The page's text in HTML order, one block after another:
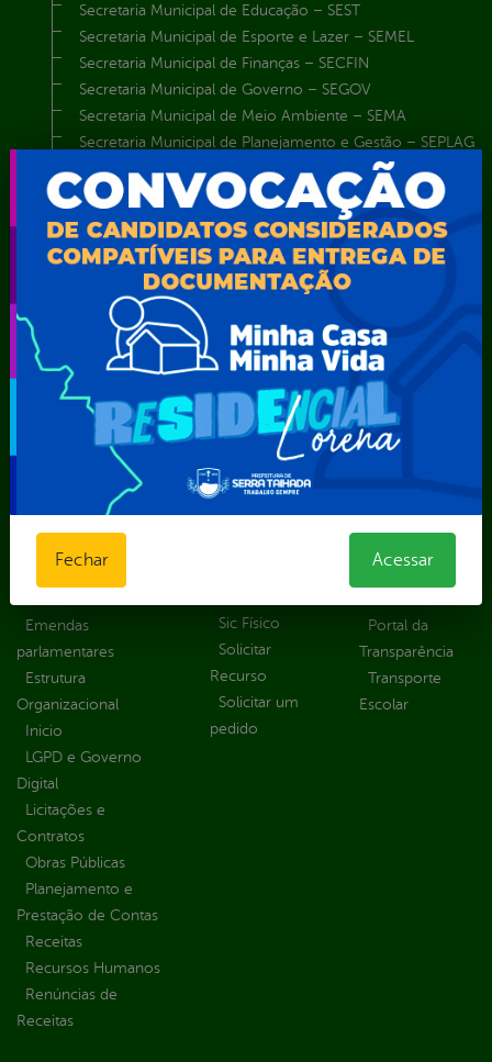
Secretaria Municipal de Educação – SEST
Secretaria Municipal de Esporte e Lazer – SEMEL
Secretaria Municipal de Finanças – SECFIN
Secretaria Municipal de Governo – SEGOV
Secretaria Municipal de Meio Ambiente – SEMA
Secretaria Municipal de Planejamento e Gestão – SEPLAG
Secretaria Municipal de Relações Institucionais – SEMRI
Secretaria Municipal de Saúde – SMS
Secretaria Municipal de Serviços Públicos – SEMUSP
Superintendência de Trânsito e Transportes de Serra
Talhada-STTRANS
Transparência, Fiscalização e Controle
Portal da
Transparência
Educação
Atos normativos
Central de Dúvidas
Convênios e
Emendas
parlamentares
Estrutura
Organizacional
Inicio
LGPD e Governo
Digital
Licitações e
Contratos
Obras Públicas
Planejamento e
Prestação de Contas
Receitas
Recursos Humanos
Renúncias de
Receitas
E-sic
Como
solicitar
Consulte sua
Solicitação
Decretos
Estatísticas
Sic Físico
Solicitar
Recurso
Solicitar um
pedido
Outros
Serviços
Carta de
Serviços
Ferramenta de
Autenticidade
Portal da
Transparência
Transporte
Escolar
Fechar Acessar